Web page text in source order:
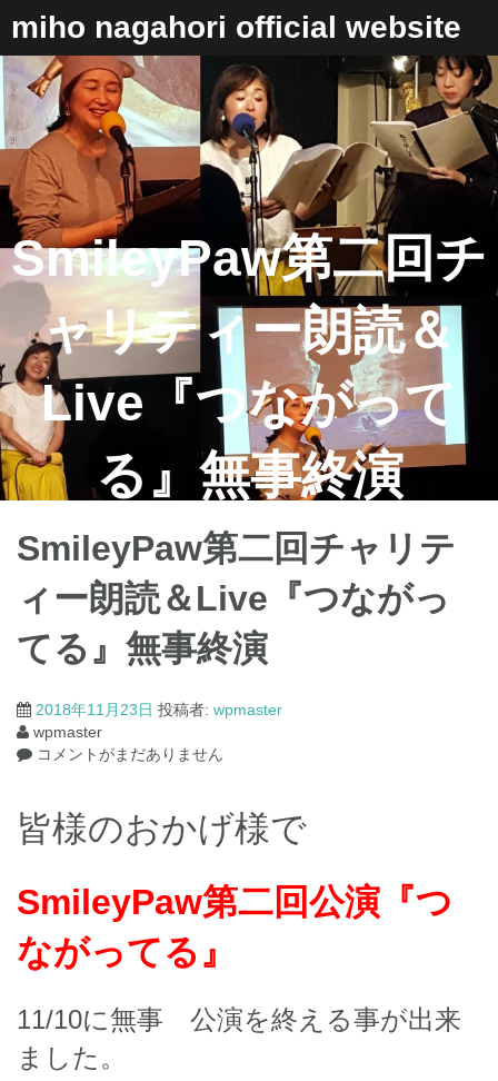
テ
ン
ツ
へ
ス
ッ
プ
miho nagahori official website
SmileyPaw第二回チ
ャリティー朗読＆
Live『つながって
る』無事終演
SmileyPaw第二回チャリテ
ィー朗読＆Live『つながっ
てる』無事終演
2018年11月23日 投稿者: wpmaster
wpmaster
コメントがまだありません
皆様のおかげ様で
SmileyPaw第二回公演『つ
ながってる』
11/10に無事 公演を終える事が出来
ました。